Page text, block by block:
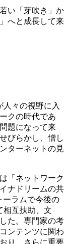
い「芽吹き」か
へと成長して来
々の視野に入
クの時代であ
題になって来
びらかし、憎し
ターネットの見
「ネットワーク
ナドリームの共
ーラムで今後の
相互扶助、文
た。専門家の考
ンテンツに関わ
り、さらに重要